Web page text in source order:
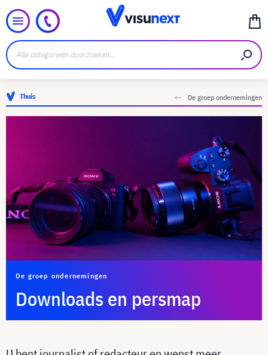
Thuis De groep ondernemingen
De groep ondernemingen
Downloads en persmap